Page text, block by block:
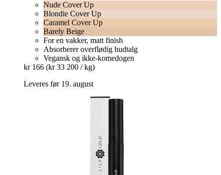
Nude Cover Up
Blondie Cover Up
Caramel Cover Up
Barely Beige
For en vakker, matt finish
Absorberer overflødig hudtalg
Vegansk og ikke-komedogen
kr 166 (kr 33 200 / kg)
Leveres før 19. august